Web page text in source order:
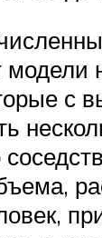
модели
с